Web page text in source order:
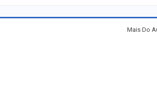
Mais Do